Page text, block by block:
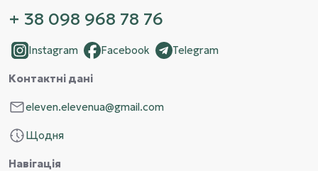
+ 38 098 968 78 76
Instagram Facebook Telegram
Контактні дані
eleven.elevenua@gmail.com
Щодня
Навігація